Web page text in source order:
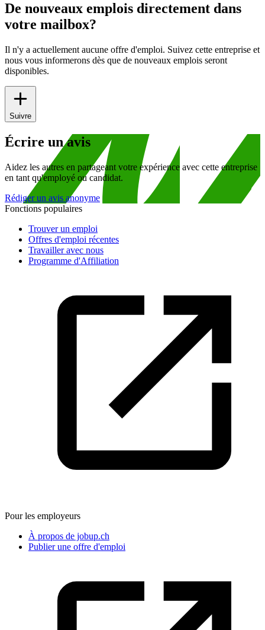
De nouveaux emplois directement dans
votre mailbox?
Il n'y a actuellement aucune offre d'emploi. Suivez cette entreprise et
nous vous informerons dès que de nouveaux emplois seront
disponibles.
Suivre
Écrire un avis
Aidez les autres en partageant votre expérience avec cette entreprise
en tant qu'employé ou candidat.
Rédiger un avis anonyme
Fonctions populaires
Trouver un emploi
Offres d'emploi récentes
Travailler avec nous
Programme d'Affiliation
Pour les employeurs
À propos de jobup.ch
Publier une offre d'emploi